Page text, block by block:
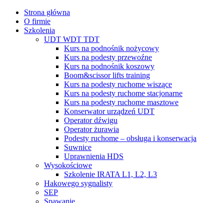
Strona główna
O firmie
Szkolenia
UDT WDT TDT
Kurs na podnośnik nożycowy
Kurs na podesty przewoźne
Kurs na podnośnik koszowy
Boom&scissor lifts training
Kurs na podesty ruchome wiszące
Kurs na podesty ruchome stacjonarne
Kurs na podesty ruchome masztowe
Konserwator urządzeń UDT
Operator dźwigu
Operator żurawia
Podesty ruchome – obsługa i konserwacja
Suwnice
Uprawnienia HDS
Wysokościowe
Szkolenie IRATA L1, L2, L3
Hakowego sygnalisty
SEP
Spawanie